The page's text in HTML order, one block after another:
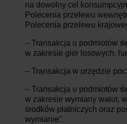
na dowolny cel
Polecenia przelewu
Polecenia przelewu
– Transakcja u podmiotów
w zakresie gier losowych,
– Transakcja w urzędzie
– Transakcja u podmiotów
w zakresie wymiany walut,
środków płatniczych oraz
wymianie"